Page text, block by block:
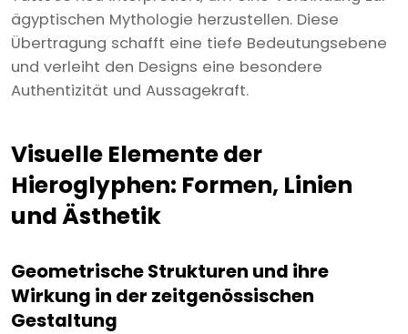
ägyptischen Mythologie herzustellen. Diese
Übertragung schafft eine tiefe Bedeutungsebene
und verleiht den Designs eine besondere
Authentizität und Aussagekraft.
Visuelle Elemente der
Hieroglyphen: Formen, Linien
und Ästhetik
Geometrische Strukturen und ihre
Wirkung in der zeitgenössischen
Gestaltung